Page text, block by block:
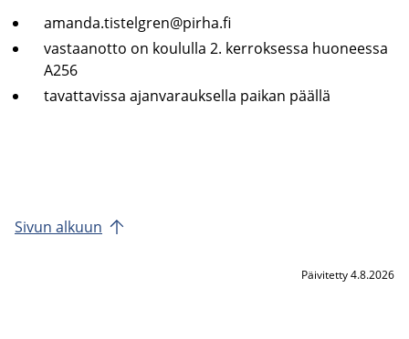
aman­da.tis­telgren@pirha.fi
vas­taan­ot­to on kou­lul­la 2. ker­rok­ses­sa huo­nees­sa
A256
ta­vat­ta­vis­sa ajan­va­rauk­sel­la pai­kan pääl­lä
Sivun al­kuun
Päivitetty 4.8.2026